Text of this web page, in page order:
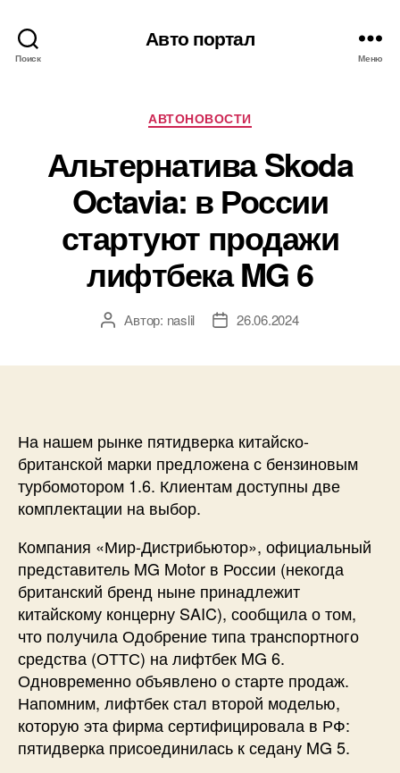
Поиск
Авто портал
Меню
Рубрики
АВТОНОВОСТИ
Альтернатива Skoda
Octavia: в России
стартуют продажи
лифтбека MG 6
АвторАвтор: naslil
Дата26.06.2024
На нашем рынке пятидверка китайско-
британской марки предложена с бензиновым
турбомотором 1.6. Клиентам доступны две
комплектации на выбор.
Компания «Мир-Дистрибьютор», официальный
представитель MG Motor в России (некогда
британский бренд ныне принадлежит
китайскому концерну SAIC), сообщила о том,
что получила Одобрение типа транспортного
средства (ОТТС) на лифтбек MG 6.
Одновременно объявлено о старте продаж.
Напомним, лифтбек стал второй моделью,
которую эта фирма сертифицировала в РФ:
пятидверка присоединилась к седану MG 5.